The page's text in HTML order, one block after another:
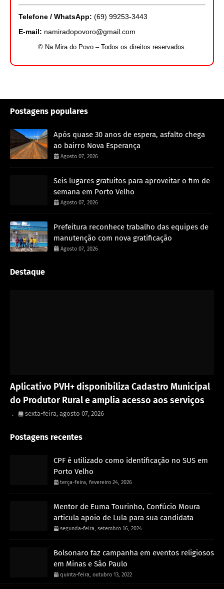
Telefone / WhatsApp: (69) 99253-3443
E-mail: namiradopovoro@gmail.com
© Na Mira do Povo – Todos os direitos reservados.
Postagens populares
Após quase 30 anos de espera, asfalto chega
ao bairro Nova Esperança
Agosto 07, 2026
Seis lugares gratuitos para aproveitar o fim de
semana em Porto Velho
Agosto 07, 2026
Prefeitura reconhece trabalho das equipes de
manutenção com nova gratificação
Agosto 07, 2026
Destaque
Aplicativo PVH+ disponibiliza Cadastro Municipal
do Produtor Rural e amplia acesso aos serviços
. sexta-feira, agosto 07, 2026
Postagens recentes
CPF é utilizado como identificação no SUS em
Porto Velho
terça-feira, fevereiro 24, 2026
Mentor de Euma Tourinho, Confúcio Moura
articula apoio de Lula para sua candidata
segunda-feira, setembro 16, 2024
Bolsonaro faz campanha em eventos religiosos
em Minas e São Paulo
quinta-feira, outubro 13, 2022